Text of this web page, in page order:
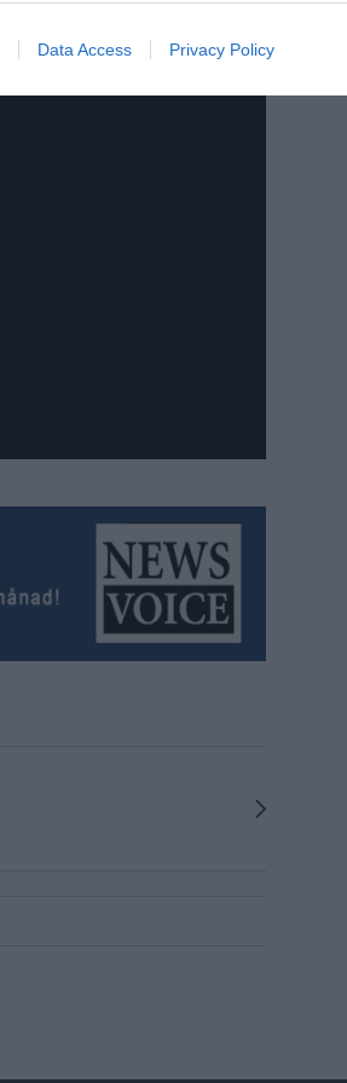
Data Access Privacy Policy